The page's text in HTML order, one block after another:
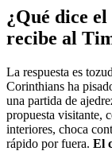
¿Qué dice
recibe al
La respuesta es
Corinthians ha
una partida de
propuesta visitante,
interiores, choca
rápido por fuera. El